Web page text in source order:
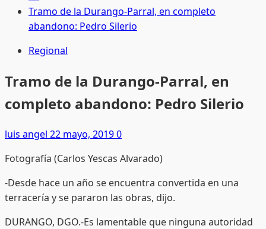
Tramo de la Durango-Parral, en completo
abandono: Pedro Silerio
Regional
Tramo de la Durango-Parral, en
completo abandono: Pedro Silerio
luis angel 22 mayo, 20190
Fotografía (Carlos Yescas Alvarado)
-Desde hace un año se encuentra convertida en una
terracería y se pararon las obras, dijo.
DURANGO, DGO.-Es lamentable que ninguna autoridad